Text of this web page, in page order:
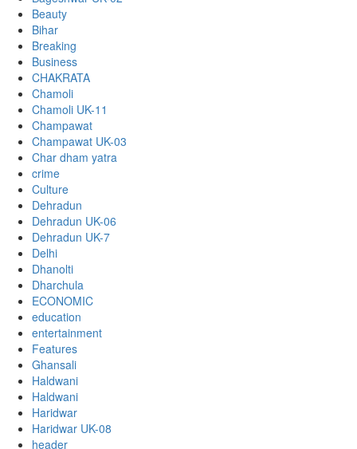
Beauty
Bihar
Breaking
Business
CHAKRATA
Chamoli
Chamoli UK-11
Champawat
Champawat UK-03
Char dham yatra
crime
Culture
Dehradun
Dehradun UK-06
Dehradun UK-7
Delhi
Dhanolti
Dharchula
ECONOMIC
education
entertainment
Features
Ghansali
Haldwani
Haldwani
Haridwar
Haridwar UK-08
header